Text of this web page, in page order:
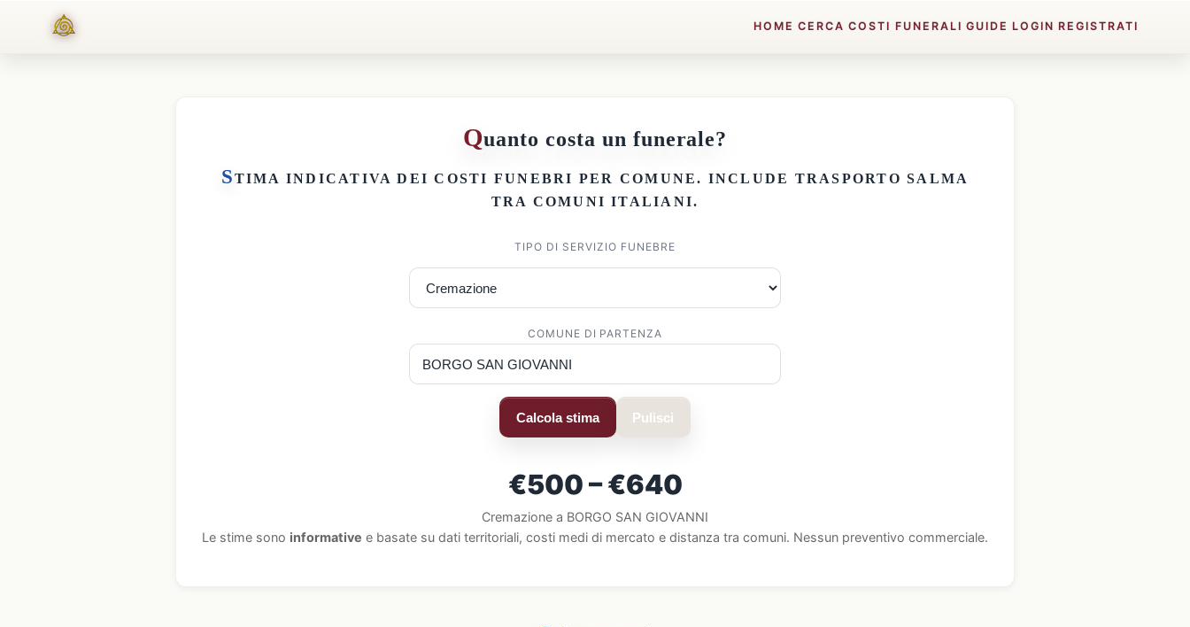
HOME CERCA COSTI FUNERALI GUIDE LOGIN REGISTRATI
Quanto costa un funerale?
STIMA INDICATIVA DEICOSTI FUNEBRI PER COMUNE. INCLUDE TRASPORTO SALMA
TRA COMUNI ITALIANI.
TIPO DI SERVIZIO FUNEBRE
COMUNE DI PARTENZA
Calcola stima Pulisci
€500 – €640
Cremazione a BORGO SAN GIOVANNI
Le stime sono informative e basate su dati territoriali, costi medi di mercato e distanza tra comuni. Nessun preventivo commerciale.